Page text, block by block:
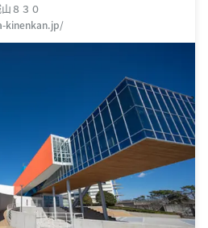
８３０
kinenkan.jp/